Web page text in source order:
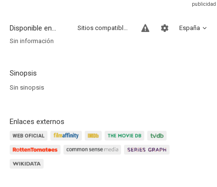
Disponible en... España
Sitios compatibles
Sin información
Sinopsis
Sin sinopsis
Enlaces externos